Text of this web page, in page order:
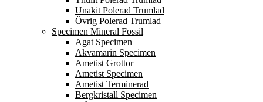
Unakit Polerad Trumlad
Övrig Polerad Trumlad
Specimen Mineral Fossil
Agat Specimen
Akvamarin Specimen
Ametist Grottor
Ametist Specimen
Ametist Terminerad
Bergkristall Specimen